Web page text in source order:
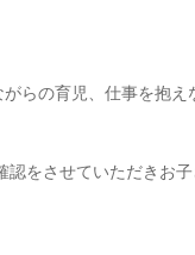
らの育児、仕事を抱え
認をさせていただきお